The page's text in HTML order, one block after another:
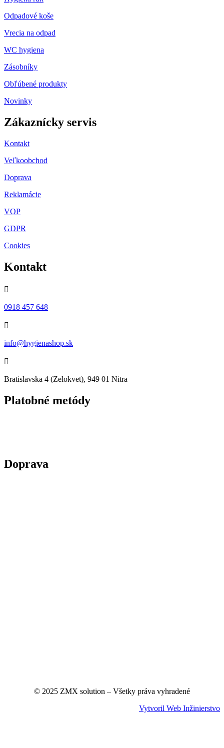
Odpadové koše
Vrecia na odpad
WC hygiena
Zásobníky
Obľúbené produkty
Novinky
Zákaznícky servis
Kontakt
Veľkoobchod
Doprava
Reklamácie
VOP
GDPR
Cookies
Kontakt

0918 457 648

info@hygienashop.sk

Bratislavska 4 (Zelokvet), 949 01 Nitra
Platobné metódy
Doprava
© 2025 ZMX solution – Všetky práva vyhradené
Vytvoril Web Inžinierstvo